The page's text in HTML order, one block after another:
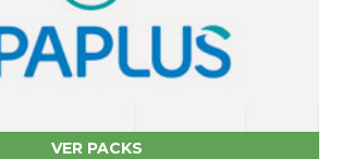
VER PACKS